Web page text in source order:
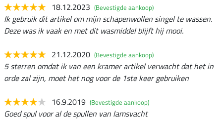
18.12.2023 (Bevestigde aankoop)
Ik gebruik dit artikel om mijn schapenwollen singel te wassen.
Deze was ik vaak en met dit wasmiddel blijft hij mooi.
21.12.2020 (Bevestigde aankoop)
5 sterren omdat ik van een kramer artikel verwacht dat het in
orde zal zijn, moet het nog voor de 1ste keer gebruiken
16.9.2019 (Bevestigde aankoop)
Goed spul voor al de spullen van lamsvacht